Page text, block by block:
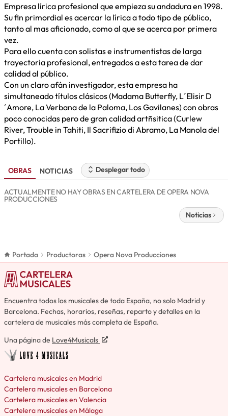
Empresa lírica profesional que empieza su andadura en 1998.
Su fin primordial es acercar la lírica a todo tipo de público,
tanto al mas aficionado, como al que se acerca por primera
vez.
Para ello cuenta con solistas e instrumentistas de larga
trayectoria profesional, entregados a esta tarea de dar
calidad al público.
Con un claro afán investigador, esta empresa ha
simultaneado títulos clásicos (Madama Butterfly, L´Elisir D
´Amore, La Verbana de la Paloma, Los Gavilanes) con obras
poco conocidas pero de gran calidad artñsitica (Curlew
River, Trouble in Tahiti, Il Sacrifizio di Abramo, La Manola del
Portillo).
OBRAS NOTICIAS Desplegar todo
ACTUALMENTE NO HAY OBRAS EN CARTELERA DE OPERA NOVA
PRODUCCIONES
Noticias
Portada Productoras Opera Nova Producciones
Encuentra todos los musicales de toda España, no solo Madrid y
Barcelona. Fechas, horarios, reseñas, reparto y detalles en la
cartelera de musicales más completa de España.
Una página de Love4Musicals
Cartelera musicales en Madrid
Cartelera musicales en Barcelona
Cartelera musicales en Valencia
Cartelera musicales en Málaga